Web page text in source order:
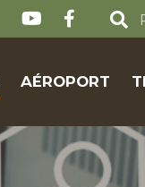
AÉROPORT